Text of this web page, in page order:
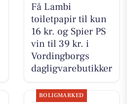
Få Lambi
toiletpapir til kun
16 kr. og Spier PS
vin til 39 kr. i
Vordingborgs
dagligvarebutikker
BOLIGMARKED